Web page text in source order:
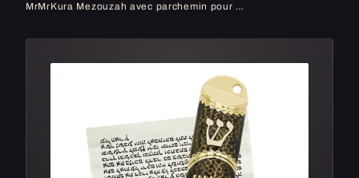
MrMrKura Mezouzah avec parchemin pour porte, étui mezouzah en métal avec sceau messianique pour bénédiction de maison hébraïque, cadeaux juifs, décoration de pendaison de crémaillère juive, Noël